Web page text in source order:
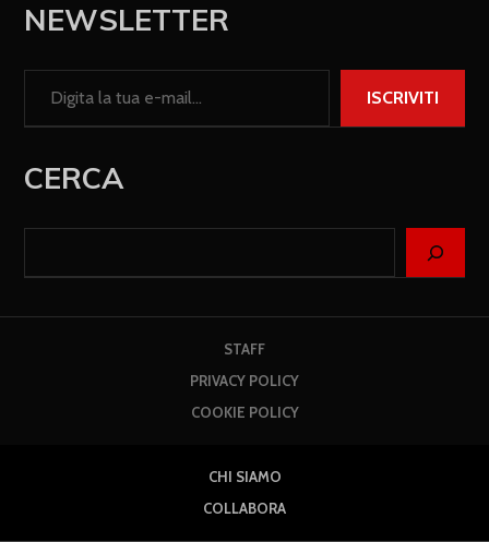
NEWSLETTER
ISCRIVITI
CERCA
STAFF
PRIVACY POLICY
COOKIE POLICY
CHI SIAMO
COLLABORA